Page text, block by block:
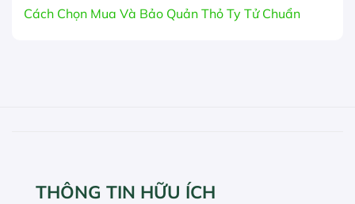
Cách Chọn Mua Và Bảo Quản Thỏ Ty Tử Chuẩn
THÔNG TIN HỮU ÍCH